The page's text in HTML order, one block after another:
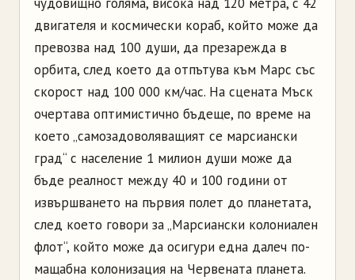
двигателя и космически кораб, който може да
превозва над 100 души, да презарежда в
орбита, след което да отпътува към Марс със
скорост над 100 000 км/час. На сцената Мъск
очертава оптимистично бъдеще, по време на
което „самозадоволяващият се марсиански
град“ с население 1 милион души може да
бъде реалност между 40 и 100 години от
извършването на първия полет до планетата,
след което говори за „Марсиански колониален
флот“, който може да осигури една далеч по-
мащабна колонизация на Червената планета.